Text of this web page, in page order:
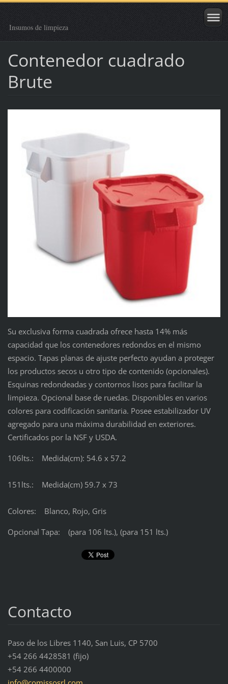
Insumos de limpieza
Contenedor cuadrado
Brute
Su exclusiva forma cuadrada ofrece hasta 14% más
capacidad que los contenedores redondos en el mismo
espacio. Tapas planas de ajuste perfecto ayudan a proteger
los productos secos u otro tipo de contenido (opcionales).
Esquinas redondeadas y contornos lisos para facilitar la
limpieza. Opcional base de ruedas. Disponibles en varios
colores para codificación sanitaria. Posee estabilizador UV
agregado para una máxima durabilidad en exteriores.
Certificados por la NSF y USDA.
106lts.: Medida(cm): 54.6 x 57.2
151lts.: Medida(cm) 59.7 x 73
Colores: Blanco, Rojo, Gris
Opcional Tapa: (para 106 lts.), (para 151 lts.)
Contacto
Paso de los Libres 1140, San Luis, CP 5700
+54 266 4428581 (fijo)
+54 266 4400000